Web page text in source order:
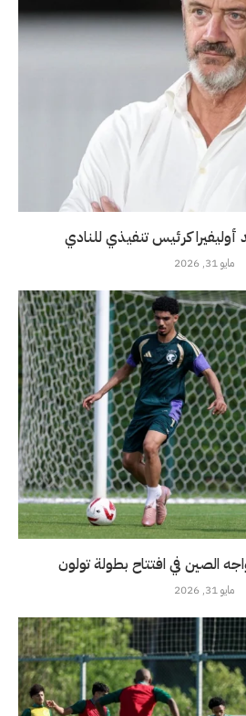
أوليفيرا كرئيس تنفيذي للنادي
مايو 31, 2026
مايو 31, 2026